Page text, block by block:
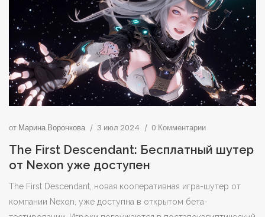
от Марина Воронкова 3 июл 2024 0 Комментарии
The First Descendant: Бесплатный шутер
от Nexon уже доступен
The First Descendant, новая кооперативная игра-шутер от
компании Nexon, уже доступна в открытом бета-